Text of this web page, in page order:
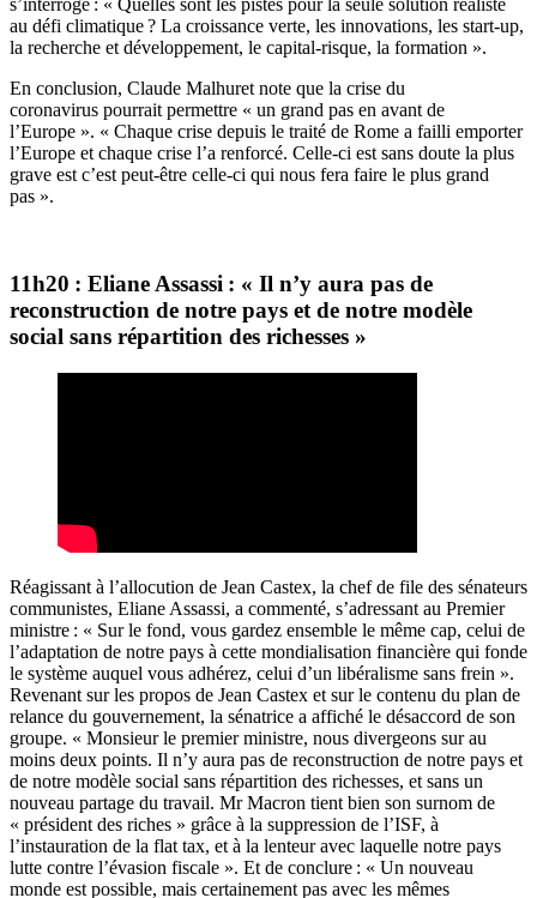
s’interroge : « Quelles sont les pistes pour la seule solution réaliste
au défi climatique ? La croissance verte, les innovations, les start-up,
la recherche et développement, le capital-risque, la formation ».
En conclusion, Claude Malhuret note que la crise du
coronavirus pourrait permettre « un grand pas en avant de
l’Europe ». « Chaque crise depuis le traité de Rome a failli emporter
l’Europe et chaque crise l’a renforcé. Celle-ci est sans doute la plus
grave est c’est peut-être celle-ci qui nous fera faire le plus grand
pas ».
11h20 : Eliane Assassi : « Il n’y aura pas de
reconstruction de notre pays et de notre modèle
social sans répartition des richesses »
Réagissant à l’allocution de Jean Castex, la chef de file des sénateurs
communistes, Eliane Assassi, a commenté, s’adressant au Premier
ministre : « Sur le fond, vous gardez ensemble le même cap, celui de
l’adaptation de notre pays à cette mondialisation financière qui fonde
le système auquel vous adhérez, celui d’un libéralisme sans frein ».
Revenant sur les propos de Jean Castex et sur le contenu du plan de
relance du gouvernement, la sénatrice a affiché le désaccord de son
groupe. « Monsieur le premier ministre, nous divergeons sur au
moins deux points. Il n’y aura pas de reconstruction de notre pays et
de notre modèle social sans répartition des richesses, et sans un
nouveau partage du travail. Mr Macron tient bien son surnom de
« président des riches » grâce à la suppression de l’ISF, à
l’instauration de la flat tax, et à la lenteur avec laquelle notre pays
lutte contre l’évasion fiscale ». Et de conclure : « Un nouveau
monde est possible, mais certainement pas avec les mêmes